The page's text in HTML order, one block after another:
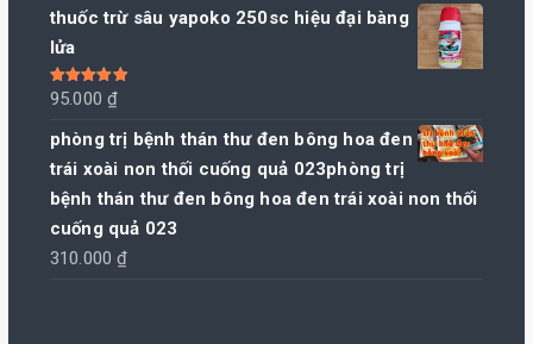
thuốc trừ sâu yapoko 250sc hiệu đại bàng
lửa
Được xếp
hạng 5.005
95.000₫
phòng trị bệnh thán thư đen bông hoa đen
trái xoài non thối cuống quả 023phòng trị
bệnh thán thư đen bông hoa đen trái xoài non thối
cuống quả 023
310.000₫